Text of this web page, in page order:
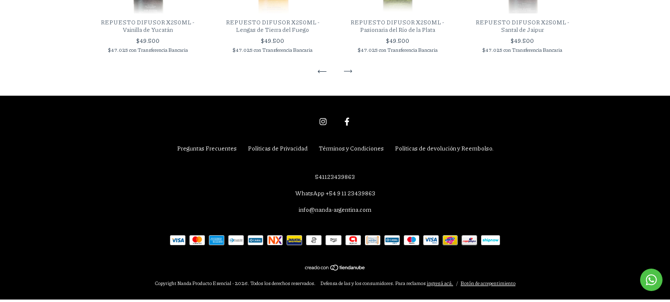
REPUESTO DIFUSOR X250ML -
Vainilla de Yucatán
$49.500
$47.025 conTransferencia Bancaria
REPUESTO DIFUSOR X250ML -
Lengas de Tierra del Fuego
$49.500
$47.025conTransferencia Bancaria
REPUESTO DIFUSOR X250ML -
Pasionaria del Río de la Plata
$49.500
$47.025 conTransferencia Bancaria
REPUESTO DIFUSOR X250ML -
Santal de Jaipur
$49.500
$47.025conTransferencia Bancaria
Preguntas Frecuentes Políticas de Privacidad Términos y Condiciones Políticas de devolución y Reembolso.
541123439863
WhatsApp +54 9 11 23439863
info@nanda-argentina.com
Copyright Nanda Producto Esencial - 2026. Todos los derechos reservados. Defensa de las y los consumidores. Para reclamosingresá acá. / Botón de arrepentimiento